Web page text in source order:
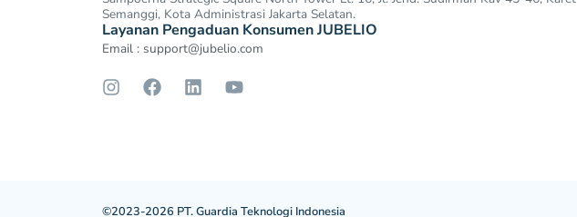
Semanggi, Kota Administrasi Jakarta Selatan.
Layanan Pengaduan Konsumen JUBELIO
Email : support@jubelio.com
©2023-2026 PT. Guardia Teknologi Indonesia